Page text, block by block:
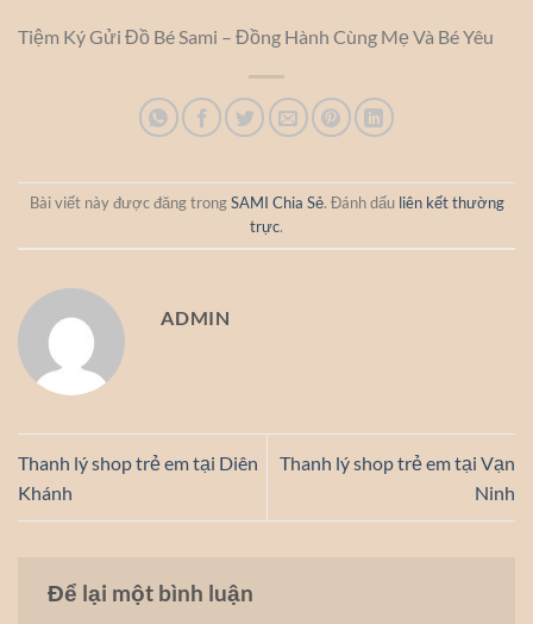
Tiệm Ký Gửi Đồ Bé Sami – Đồng Hành Cùng Mẹ Và Bé Yêu
Bài viết này được đăng trongSAMI Chia Sẻ. Đánh dấu liên kết thường
trực.
ADMIN
Thanh lý shop trẻ em tại Diên
Khánh
Thanh lý shop trẻ em tại Vạn
Ninh
Để lại một bình luận